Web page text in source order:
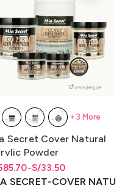
Secret Cover Natural
Powder
S/33.50
-
de precios: desde
hasta S/585.70
de precios: desde
hastaS/585.70
SECRET-COVER
+3 More